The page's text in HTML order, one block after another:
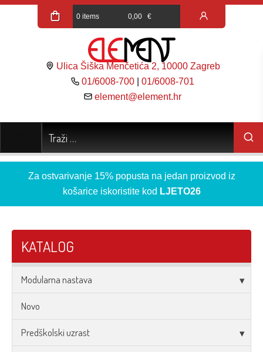
0 items 0,00 €
Ulica Šiška Menčetića 2, 10000 Zagreb
01/6008-700 |01/6008-701
element@element.hr
Za ostvarivanje 15% popusta na jedan proizvod iz
košarice iskoristite kod LJETO26
KATALOG
Modularna nastava
Novo
Predškolski uzrast